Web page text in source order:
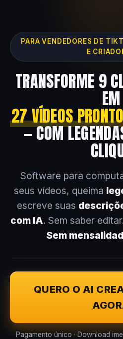
PARA VENDEDORES DE
E
TRANSFORME 9
EM
27 VÍDEOS
— COM
Software para
seus vídeos, queima
escreve suas
com IA. Sem saber
Sem
QUERO O AI
Pagamento único · Download